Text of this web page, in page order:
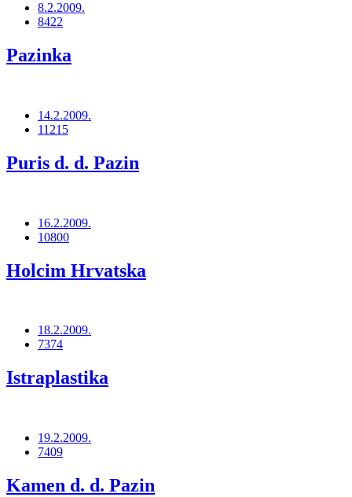
8.2.2009.
8422
Pazinka
14.2.2009.
11215
Puris d. d. Pazin
16.2.2009.
10800
Holcim Hrvatska
18.2.2009.
7374
Istraplastika
19.2.2009.
7409
Kamen d. d. Pazin